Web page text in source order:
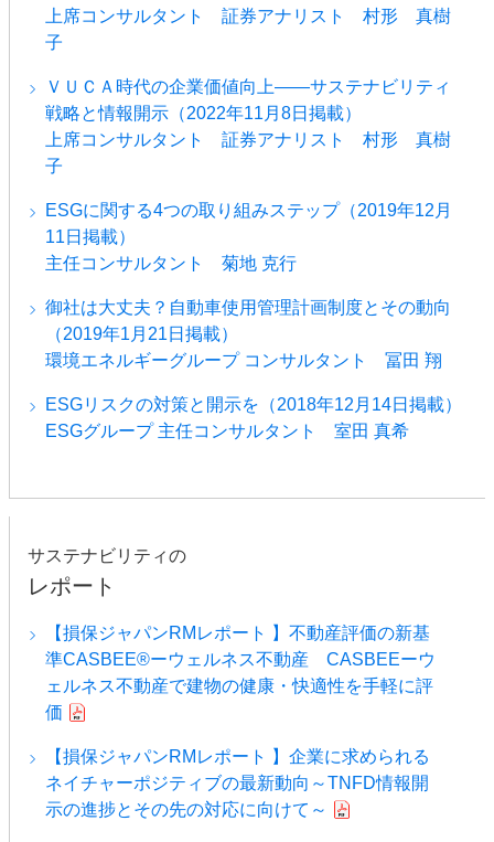
上席コンサルタント 証券アナリスト 村形 真樹
子
ＶＵＣＡ時代の企業価値向上――サステナビリティ
戦略と情報開示（2022年11月8日掲載）
上席コンサルタント 証券アナリスト 村形 真樹
子
ESGに関する4つの取り組みステップ（2019年12月
11日掲載）
主任コンサルタント 菊地 克行
御社は大丈夫？自動車使用管理計画制度とその動向
（2019年1月21日掲載）
環境エネルギーグループ コンサルタント 冨田 翔
ESGリスクの対策と開示を（2018年12月14日掲載）
ESGグループ 主任コンサルタント 室田 真希
サステナビリティの
レポート
【損保ジャパンRMレポート 】不動産評価の新基
準CASBEE®ーウェルネス不動産 CASBEEーウ
ェルネス不動産で建物の健康・快適性を手軽に評
価
【損保ジャパンRMレポート 】企業に求められる
ネイチャーポジティブの最新動向～TNFD情報開
示の進捗とその先の対応に向けて～